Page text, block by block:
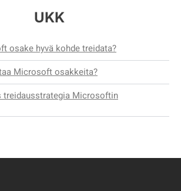
UKK
osake hyvä kohde treidata?
Microsoft osakkeita?
treidausstrategia Microsoftin